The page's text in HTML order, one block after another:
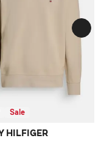
Sale
HILFIGER